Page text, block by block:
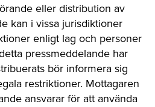
eller distribution av
kan i vissa jurisdiktioner
enligt lag och personer
pressmeddelande har
bör informera sig
restriktioner. Mottagaren
ansvarar för att använda